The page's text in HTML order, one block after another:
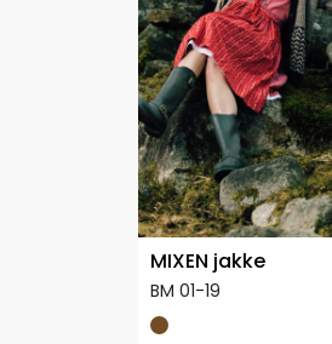
MIXEN jakke
BM 01-19